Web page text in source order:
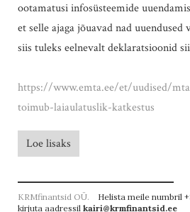
ootamatusi infosüsteemide
et selle ajaga jõuavad nad
siis tuleks eelnevalt deklaratsioonid
https://www.emta.ee/et/uudised/
toimub-laiaulatuslik-katkestus
Loe lisaks
KRMfinantsid OÜ. Helista meile numbril
kirjuta aadressil kairi@krmfinantsid.ee